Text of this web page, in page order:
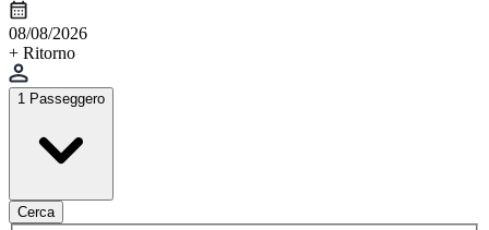
08/08/2026
+ Ritorno
1 Passeggero
Cerca